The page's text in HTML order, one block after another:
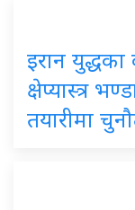
इरान
क्षेप्यास्त्र
तयारीमा